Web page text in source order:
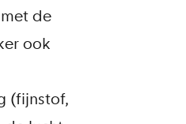
de
ook
(fijnstof,